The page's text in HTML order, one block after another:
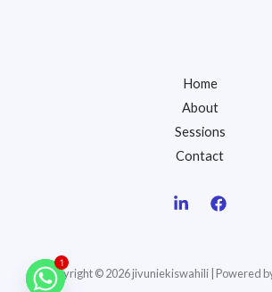
Home
About
Sessions
Contact
Copyright © 2026 jivuniekiswahili | Powered
1